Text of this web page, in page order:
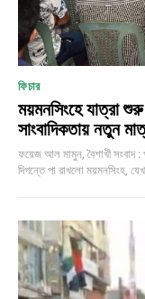
ফিচার
ময়মনসিংহে যাত্রা শুরু
সাংবাদিকতায় নতুন
ফয়েজ আল মামুন, বৈশাখী সংবাদ : প্রযুক্তির অগ্রযাত্রায় গণমাধ্যম আজ এক নতুন দিগন্তে। সেই
দিগন্তে পা রাখলো ময়মনসিংহ,